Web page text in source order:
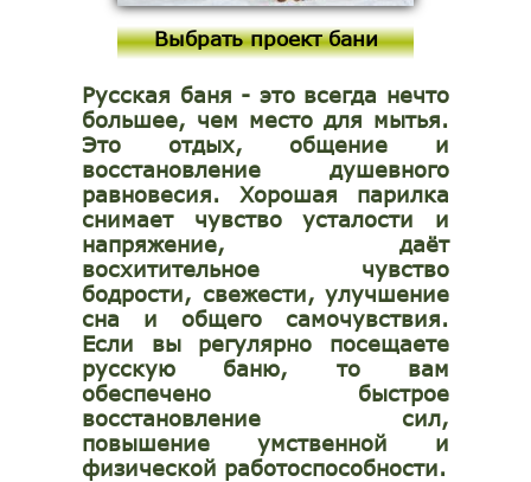
Русская баня - это всегда нечто
большее, чем место для мытья.
Это отдых, общение и
восстановление душевного
равновесия. Хорошая парилка
снимает чувство усталости и
напряжение, даёт
восхитительное чувство
бодрости, свежести, улучшение
сна и общего самочувствия.
Если вы регулярно посещаете
русскую баню, то вам
обеспечено быстрое
восстановление сил,
повышение умственной и
физической работоспособности.
Выбрать проект бани